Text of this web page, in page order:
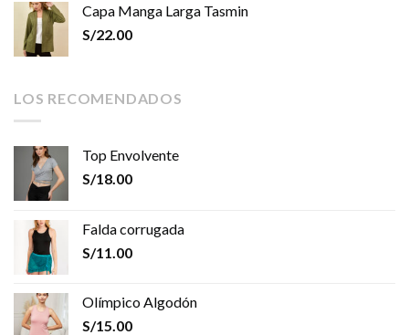
Capa Manga Larga Tasmin
S/22.00
LOS RECOMENDADOS
Top Envolvente
S/18.00
Falda corrugada
S/11.00
Olímpico Algodón
S/15.00